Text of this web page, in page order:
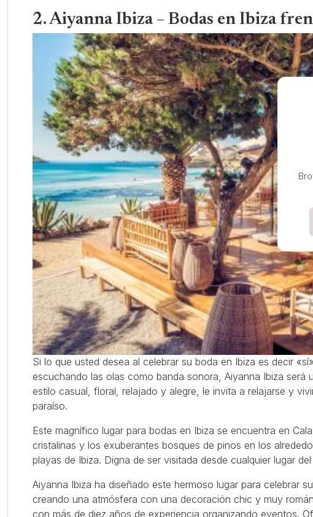
2. Aiyanna Ibiza – Bodas en Ibiza
Si lo que usted desea al celebrar su boda en Ibiza es decir
escuchando las olas como banda sonora, Aiyanna Ibiza será
estilo casual, floral, relajado y alegre, le invita a relajarse y
paraíso.
Este magnífico lugar para bodas en Ibiza se encuentra en
cristalinas y los exuberantes bosques de pinos en los
playas de Ibiza. Digna de ser visitada desde cualquier lugar
Aiyanna Ibiza ha diseñado este hermoso lugar para celebrar
creando una atmósfera con una decoración chic y muy
con más de diez años de experiencia organizando eventos.